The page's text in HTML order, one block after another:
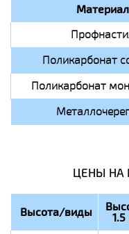
Материал
Поликарбонат
Поликарбонат
ЦЕНЫ НА
Высота/виды